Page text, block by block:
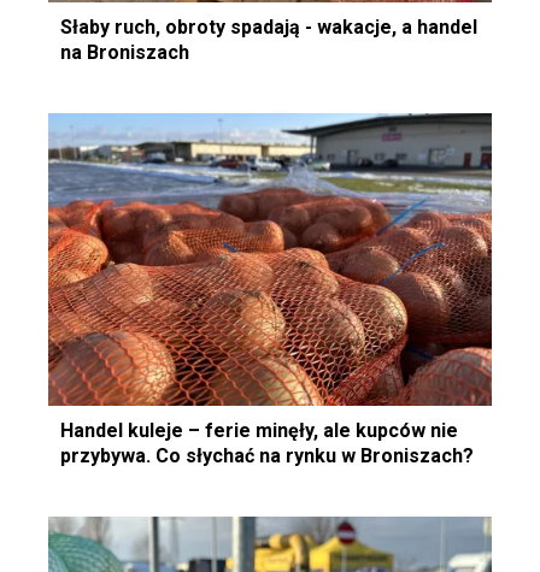
Słaby ruch, obroty spadają - wakacje, a handel
na Broniszach
Handel kuleje – ferie minęły, ale kupców nie
przybywa. Co słychać na rynku w Broniszach?